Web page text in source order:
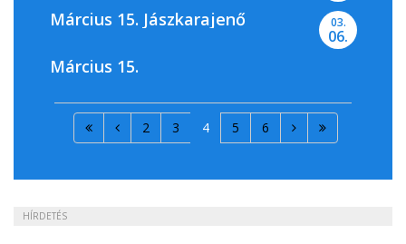
Március 15. Jászkarajenő 03.
06.
Március 15.
2 3 4 5 6
HÍRDETÉS